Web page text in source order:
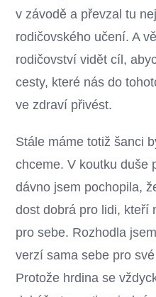
v závodě a převzal tu
rodičovského učení. A
rodičovství vidět cíl,
cesty, které nás do
ve zdraví přivést.
Stále máme totiž šanci
chceme. V koutku duše
dávno jsem pochopila,
dost dobrá pro lidi, kteří
pro sebe. Rozhodla
verzí sama sebe pro
Protože hrdina se